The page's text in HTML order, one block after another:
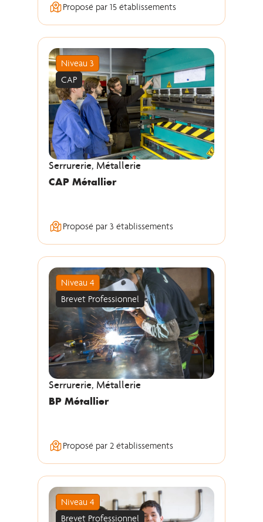
Proposé par 15 établissements
Niveau 3
CAP
Serrurerie, Métallerie
CAP Métallier
Proposé par 3 établissements
Niveau 4
Brevet Professionnel
Serrurerie, Métallerie
BP Métallier
Proposé par 2 établissements
Niveau 4
Brevet Professionnel